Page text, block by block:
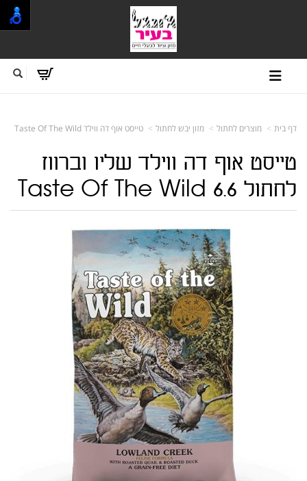
דף בית מוצרים לחתול מזון יבש לחתול טייסט אוף דה ווילד Taste Of The Wild
טייסט אוף דה ווילד שליו וברווז
לחתול 6.6 Taste Of The Wild